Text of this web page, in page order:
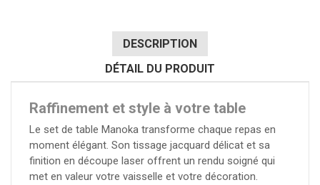
DESCRIPTION
DÉTAIL DU PRODUIT
Raffinement et style à votre table
Le set de table Manoka transforme chaque repas en
moment élégant. Son tissage jacquard délicat et sa
finition en découpe laser offrent un rendu soigné qui
met en valeur votre vaisselle et votre décoration.